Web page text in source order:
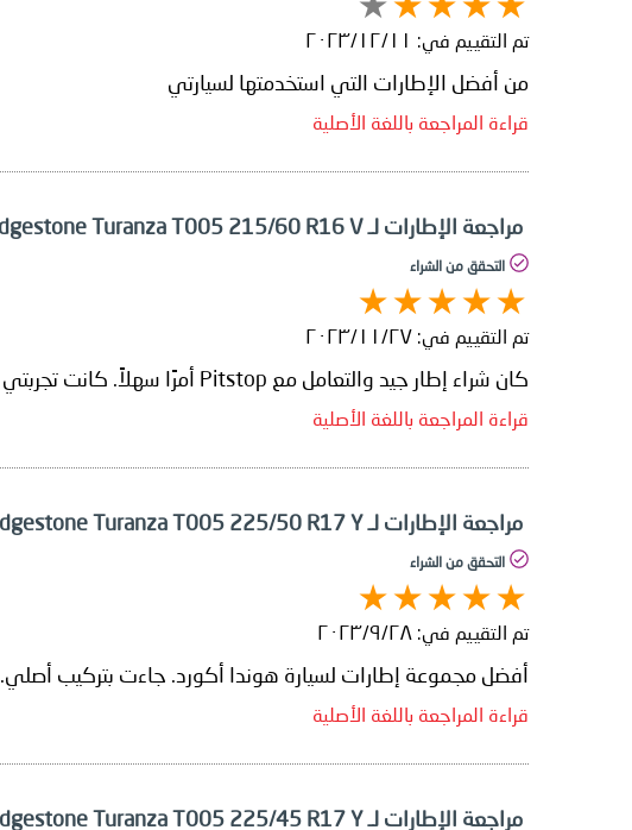
تم التقييم في: ١١‏/١٢‏/٢٠٢٣
من أفضل الإطارات التي استخدمتها لسيارتي
قراءة المراجعة باللغة الأصلية
مراجعة الإطارات لـ Bridgestone Turanza T005 215/60 R16 V
التحقق من الشراء
تم التقييم في: ٢٧‏/١١‏/٢٠٢٣
كان شراء إطار جيد والتعامل مع Pitstop أمرًا سهلاً. كانت تجربتي الأولى في الشراء عبر الإنترنت وكانت سهلة.
قراءة المراجعة باللغة الأصلية
مراجعة الإطارات لـ Bridgestone Turanza T005 225/50 R17 Y
التحقق من الشراء
تم التقييم في: ٢٨‏/٩‏/٢٠٢٣
أفضل مجموعة إطارات لسيارة هوندا أكورد. جاءت بتركيب أصلي.
قراءة المراجعة باللغة الأصلية
مراجعة الإطارات لـ Bridgestone Turanza T005 225/45 R17 Y